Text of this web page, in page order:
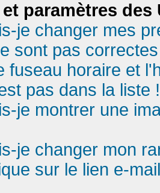
paramètres
je changer mes
sont pas
fuseau horaire et
pas dans la liste !
je montrer une
je changer mon
sur le lien e-